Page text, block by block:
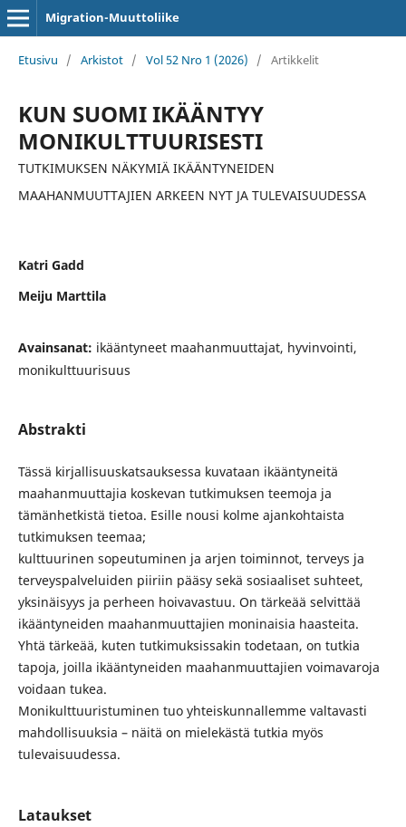
Migration-Muuttoliike
Etusivu / Arkistot / Vol 52 Nro 1 (2026) / Artikkelit
KUN SUOMI IKÄÄNTYY
MONIKULTTUURISESTI
TUTKIMUKSEN NÄKYMIÄ IKÄÄNTYNEIDEN
MAAHANMUUTTAJIEN ARKEEN NYT JA TULEVAISUUDESSA
Katri Gadd
Meiju Marttila
Avainsanat: ikääntyneet maahanmuuttajat, hyvinvointi,
monikulttuurisuus
Abstrakti
Tässä kirjallisuuskatsauksessa kuvataan ikääntyneitä
maahanmuuttajia koskevan tutkimuksen teemoja ja
tämänhetkistä tietoa. Esille nousi kolme ajankohtaista
tutkimuksen teemaa;
kulttuurinen sopeutuminen ja arjen toiminnot, terveys ja
terveyspalveluiden piiriin pääsy sekä sosiaaliset suhteet,
yksinäisyys ja perheen hoivavastuu. On tärkeää selvittää
ikääntyneiden maahanmuuttajien moninaisia haasteita.
Yhtä tärkeää, kuten tutkimuksissakin todetaan, on tutkia
tapoja, joilla ikääntyneiden maahanmuuttajien voimavaroja
voidaan tukea.
Monikulttuuristuminen tuo yhteiskunnallemme valtavasti
mahdollisuuksia – näitä on mielekästä tutkia myös
tulevaisuudessa.
Lataukset